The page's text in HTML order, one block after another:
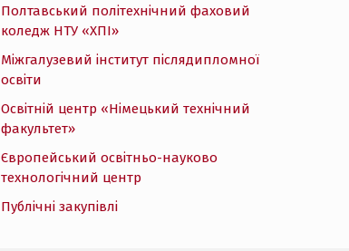
Полтавський політехнічний фаховий
коледж НТУ «ХПI»
Міжгалузевий інститут післядипломної
освіти
Освітній центр «Німецький технічний
факультет»
Європейський освітньо-науково
технологічний центр
Публічні закупівлі